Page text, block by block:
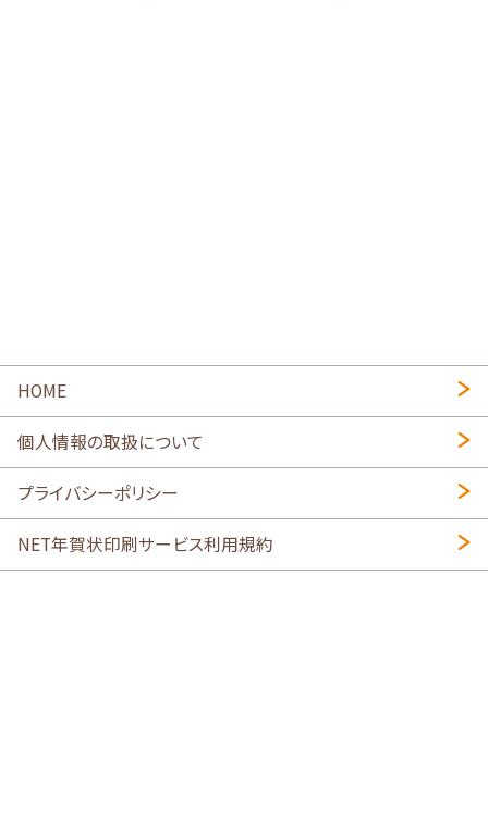
HOME
個人情報の取扱について
プライバシーポリシー
NET年賀状印刷サービス利用規約